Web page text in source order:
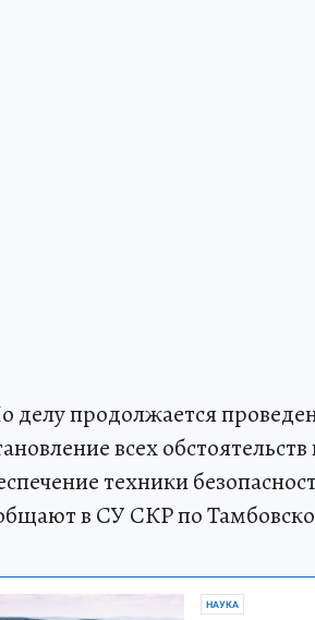
делу продолжается
всех
техники
в СУ СКР по
НАУКА